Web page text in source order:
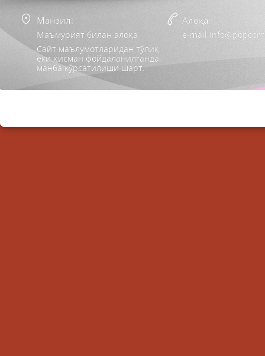
Манзил:
Маъмурият билан алоқа
Сайт маълумотларидан тўлиқ
ёки қисман фойдаланилганда,
манба кўрсатилиши шарт.
Алоқа:
e-